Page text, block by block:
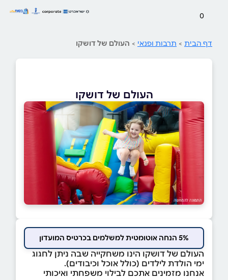
0
דף הבית > תרבות ופנאי > העולם של דושקו
העולם של דושקו
5% הנחה אוטומטית למשלמים בכרטיס המועדון
העולם של דושקו הינו משחקייה שבה ניתן לחגוג
ימי הולדת לילדים (כולל אוכל וכיבודים).
אנחנו מזמינים אתכם לבילוי משפחתי ואיכותי